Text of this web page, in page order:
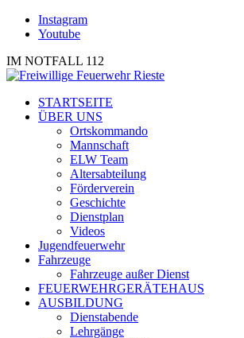
Instagram
Youtube
IM NOTFALL 112
STARTSEITE
ÜBER UNS
Ortskommando
Mannschaft
ELW Team
Altersabteilung
Förderverein
Geschichte
Dienstplan
Videos
Jugendfeuerwehr
Fahrzeuge
Fahrzeuge außer Dienst
FEUERWEHRGERÄTEHAUS
AUSBILDUNG
Dienstabende
Lehrgänge